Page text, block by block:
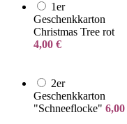
1er
Geschenkkarton
Christmas Tree rot
4,00 €
2er
Geschenkkarton
"Schneeflocke" 6,00